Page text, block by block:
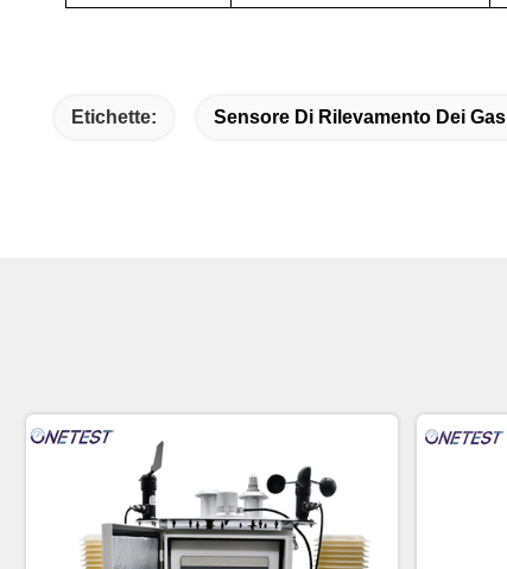
Etichette: Sensore Di Rilevamento Dei Gas